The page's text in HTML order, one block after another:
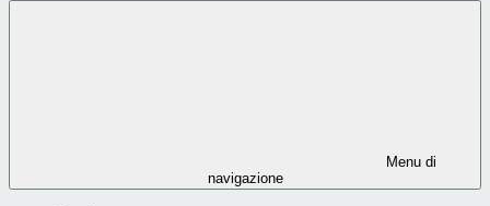
Menu di
navigazione